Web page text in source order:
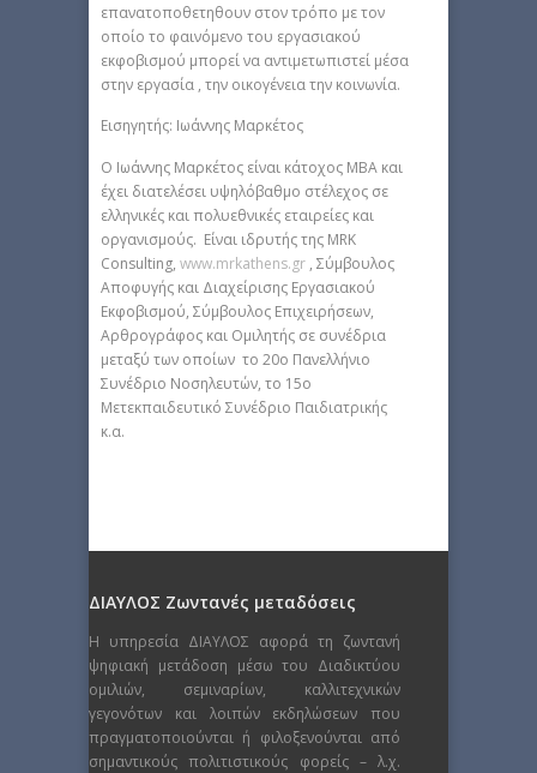
επανατοποθετηθουν στον τρόπο με τον
οποίο το φαινόμενο του εργασιακού
εκφοβισμού μπορεί να αντιμετωπιστεί μέσα
στην εργασία , την οικογένεια την κοινωνία.
Εισηγητής: Ιωάννης Μαρκέτος
Ο Ιωάννης Μαρκέτος είναι κάτοχος MBA και
έχει διατελέσει υψηλόβαθμο στέλεχος σε
ελληνικές και πολυεθνικές εταιρείες και
οργανισμούς. Είναι ιδρυτής της MRK
Consulting, www.mrkathens.gr , Σύμβουλος
Αποφυγής και Διαχείρισης Εργασιακού
Εκφοβισμού, Σύμβουλος Επιχειρήσεων,
Αρθρογράφος και Ομιλητής σε συνέδρια
μεταξύ των οποίων το 20o Πανελλήνιο
Συνέδριο Νοσηλευτών, το 15ο
Μετεκπαιδευτικό Συνέδριο Παιδιατρικής
κ.α.
ΔΙΑΥΛΟΣ Ζωντανές μεταδόσεις
Η υπηρεσία ΔΙΑΥΛΟΣ αφορά τη ζωντανή
ψηφιακή μετάδοση μέσω του Διαδικτύου
ομιλιών, σεμιναρίων, καλλιτεχνικών
γεγονότων και λοιπών εκδηλώσεων που
πραγματοποιούνται ή φιλοξενούνται από
σημαντικούς πολιτιστικούς φορείς – λ.χ.